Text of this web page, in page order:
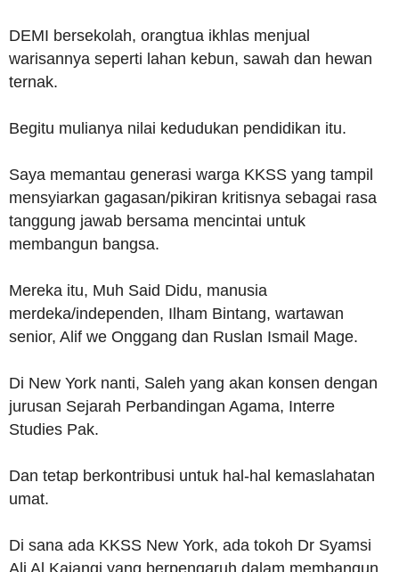
DEMI bersekolah, orangtua ikhlas menjual
warisannya seperti lahan kebun, sawah dan hewan
ternak.
Begitu mulianya nilai kedudukan pendidikan itu.
Saya memantau generasi warga KKSS yang tampil
mensyiarkan gagasan/pikiran kritisnya sebagai rasa
tanggung jawab bersama mencintai untuk
membangun bangsa.
Mereka itu, Muh Said Didu, manusia
merdeka/independen, Ilham Bintang, wartawan
senior, Alif we Onggang dan Ruslan Ismail Mage.
Di New York nanti, Saleh yang akan konsen dengan
jurusan Sejarah Perbandingan Agama, Interre
Studies Pak.
Dan tetap berkontribusi untuk hal-hal kemaslahatan
umat.
Di sana ada KKSS New York, ada tokoh Dr Syamsi